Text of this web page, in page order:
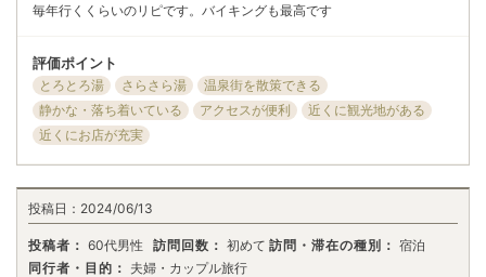
毎年行くくらいのリピです。バイキングも最高です
評価ポイント
とろとろ湯 さらさら湯
温泉街を散策できる
静かな・落ち着いている
アクセスが便利
近くに観光地がある
近くにお店が充実
投稿日： 2024/06/13
投稿者： 60代男性 訪問回数： 初めて 訪問・滞在の種別： 宿泊
同行者・目的： 夫婦・カップル旅行